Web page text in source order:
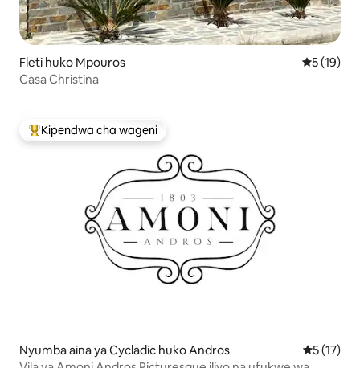
Fleti huko Mpouros Ukadiriaji
5 (19)
Casa Christina
Kipendwa maarufu cha wageni
Kipendwa cha wageni
Nyumba aina ya Cycladic huko Andros Ukadiriaji
5 (17)